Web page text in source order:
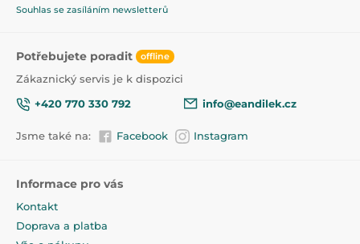
Souhlas se zasíláním newsletterů
Potřebujete poradit offline
Zákaznický servis je k dispozici
+420 770 330 792
info@eandilek.cz
Jsme také na: Facebook Instagram
Informace pro vás
Kontakt
Doprava a platba